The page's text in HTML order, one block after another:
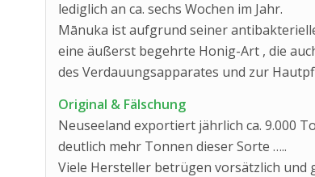
lediglich an ca. sechs Wochen im Jahr.
Mānuka ist aufgrund seiner
eine äußerst begehrte Honig-Art , die
des Verdauungsapparates und zur
Original & Fälschung
Neuseeland exportiert jährlich ca. 9.000
deutlich mehr Tonnen dieser Sorte …..
Viele Hersteller betrügen vorsätzlich und